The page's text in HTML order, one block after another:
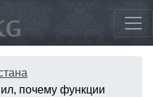
почему функции